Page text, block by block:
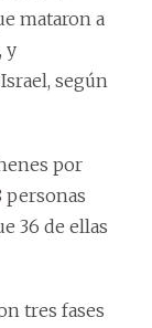
mataron a
y
según
por
personas
36 de ellas
tres fases